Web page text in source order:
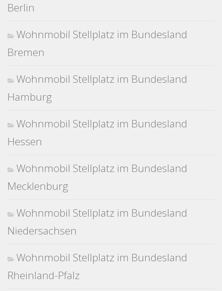
Berlin
Wohnmobil Stellplatz im Bundesland
Bremen
Wohnmobil Stellplatz im Bundesland
Hamburg
Wohnmobil Stellplatz im Bundesland
Hessen
Wohnmobil Stellplatz im Bundesland
Mecklenburg
Wohnmobil Stellplatz im Bundesland
Niedersachsen
Wohnmobil Stellplatz im Bundesland
Rheinland-Pfalz